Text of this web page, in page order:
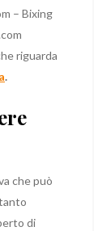
– Bixing
riguarda
.
che può
di